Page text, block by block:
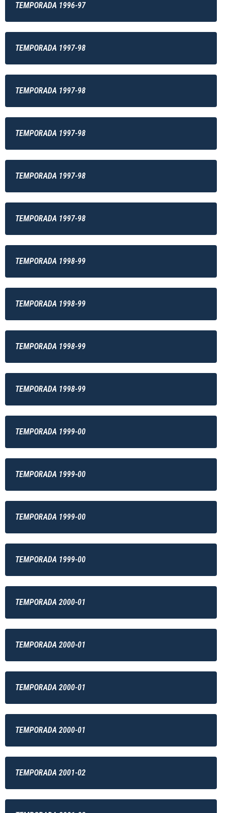
TEMPORADA 1996-97
TEMPORADA 1997-98
TEMPORADA 1997-98
TEMPORADA 1997-98
TEMPORADA 1997-98
TEMPORADA 1997-98
TEMPORADA 1998-99
TEMPORADA 1998-99
TEMPORADA 1998-99
TEMPORADA 1998-99
TEMPORADA 1999-00
TEMPORADA 1999-00
TEMPORADA 1999-00
TEMPORADA 1999-00
TEMPORADA 2000-01
TEMPORADA 2000-01
TEMPORADA 2000-01
TEMPORADA 2000-01
TEMPORADA 2001-02